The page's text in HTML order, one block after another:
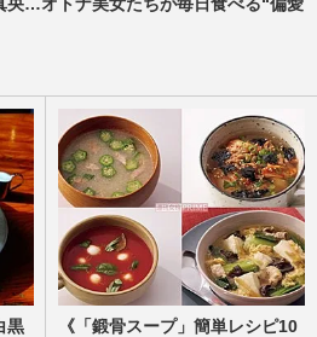
央…オトナ美女たちが毎日食べる“偏愛
黒
《「鍛骨スープ」簡単レシピ10